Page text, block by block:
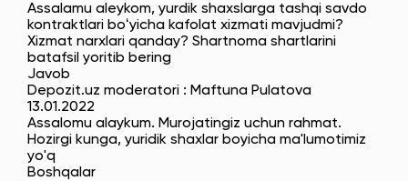
Assalamu aleykom, yurdik shaxslarga tashqi savdo
kontraktlari boʻyicha kafolat xizmati mavjudmi?
Xizmat narxlari qanday? Shartnoma shartlarini
batafsil yoritib bering
Javob
Depozit.uz moderatori : Maftuna Pulatova
13.01.2022
Assalomu alaykum. Murojatingiz uchun rahmat.
Hozirgi kunga, yuridik shaxlar boyicha ma'lumotimiz
yo'q
Boshqalar